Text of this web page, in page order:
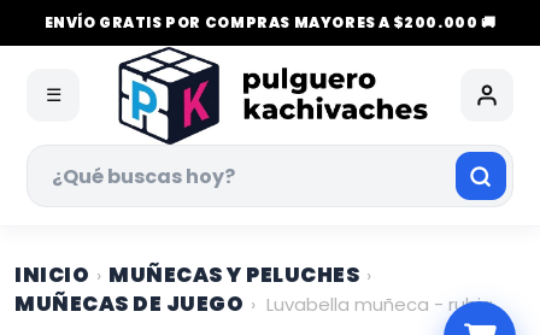
ENVÍO GRATIS POR COMPRAS MAYORES A $200.000 🚚
☰
INICIO › MUÑECAS Y PELUCHES ›
MUÑECAS DE JUEGO › Luvabella muñeca - rubia